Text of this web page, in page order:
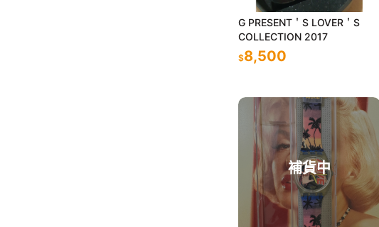
G PRESENT＇S LOVER＇S
COLLECTION 2017
$8,500
補貨中